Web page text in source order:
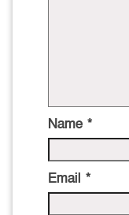
Name *
Email *